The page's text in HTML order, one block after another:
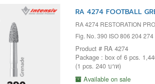
RA 4274 FOOTBALL
RA 4274 RESTORATION
Fig. No. 390 ISO 806 204
Product # RA 4274
Package : box of 6 pcs.
(1 pcs. 240 บาท)
Available on sale